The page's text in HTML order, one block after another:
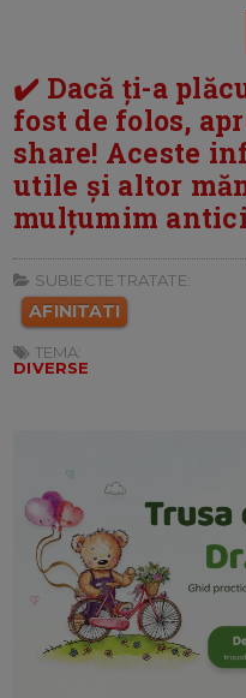
✔️ Dacă ți-a
fost de folos,
share! Aceste
utile și altor
mulțumim
SUBIECTE TRATATE:
AFINITATI
TEMA:
DIVERSE